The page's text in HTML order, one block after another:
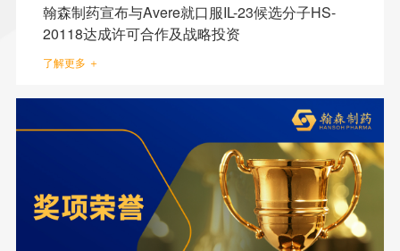
翰森制药宣布与Avere就口服IL-23候选分子HS-
20118达成许可合作及战略投资
了解更多 ＋